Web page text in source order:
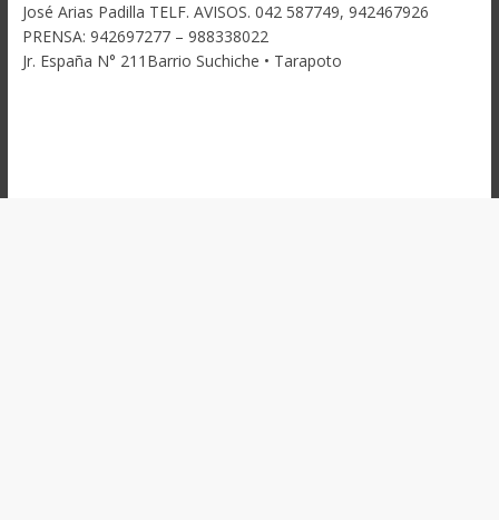
José Arias Padilla TELF. AVISOS. 042 587749, 942467926
PRENSA: 942697277 – 988338022
Jr. España N° 211Barrio Suchiche • Tarapoto